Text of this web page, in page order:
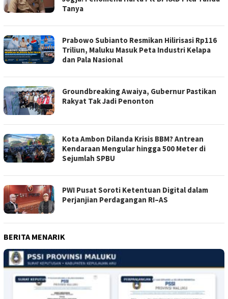
Tanya
Prabowo Subianto Resmikan Hilirisasi Rp116
Triliun, Maluku Masuk Peta Industri Kelapa
dan Pala Nasional
Groundbreaking Awaiya, Gubernur Pastikan
Rakyat Tak Jadi Penonton
Kota Ambon Dilanda Krisis BBM? Antrean
Kendaraan Mengular hingga 500 Meter di
Sejumlah SPBU
PWI Pusat Soroti Ketentuan Digital dalam
Perjanjian Perdagangan RI–AS
BERITA MENARIK